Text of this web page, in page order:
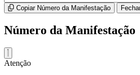
Copiar Número da Manifestação
Número da Manifestação
Atenção